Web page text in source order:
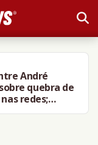
André
quebra de
redes;